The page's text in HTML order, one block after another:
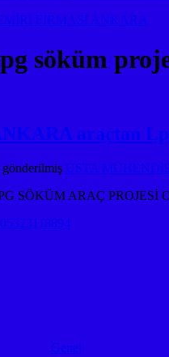
söküm
araçtan
USTA
SÖKÜM ARAÇ
Genel